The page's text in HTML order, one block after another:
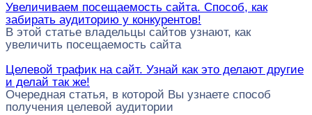
Увеличиваем посещаемость сайта. Способ, как
забирать аудиторию у конкурентов!
В этой статье владельцы сайтов узнают, как
увеличить посещаемость сайта
Целевой трафик на сайт. Узнай как это делают другие
и делай так же!
Очередная статья, в которой Вы узнаете способ
получения целевой аудитории